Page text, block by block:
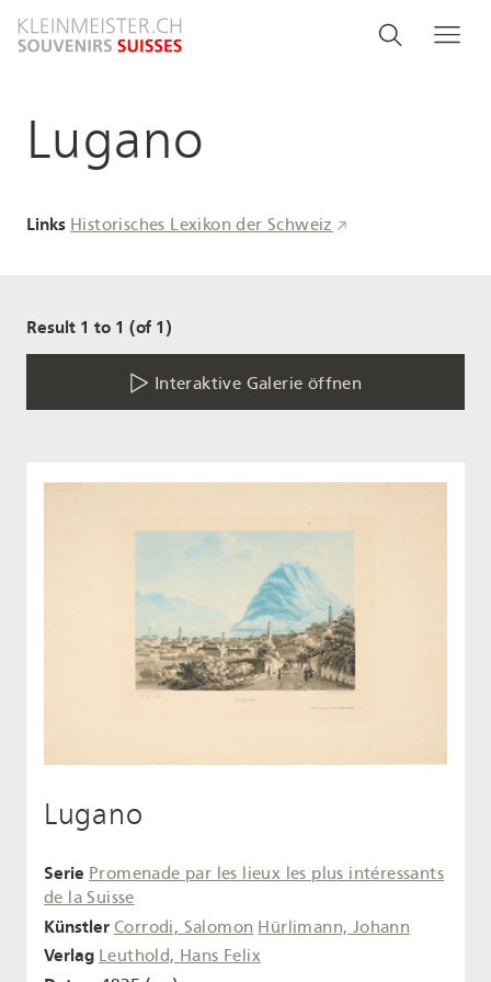
zum
Search
Suche
Lugano
Links Historisches Lexikon der Schweiz
Result 1 to 1 (of 1)
Interaktive Galerie öffnen
Lugano
Serie Promenade par les lieux les plus intéressants
de la Suisse
Künstler Corrodi, Salomon Hürlimann, Johann
Verlag Leuthold, Hans Felix